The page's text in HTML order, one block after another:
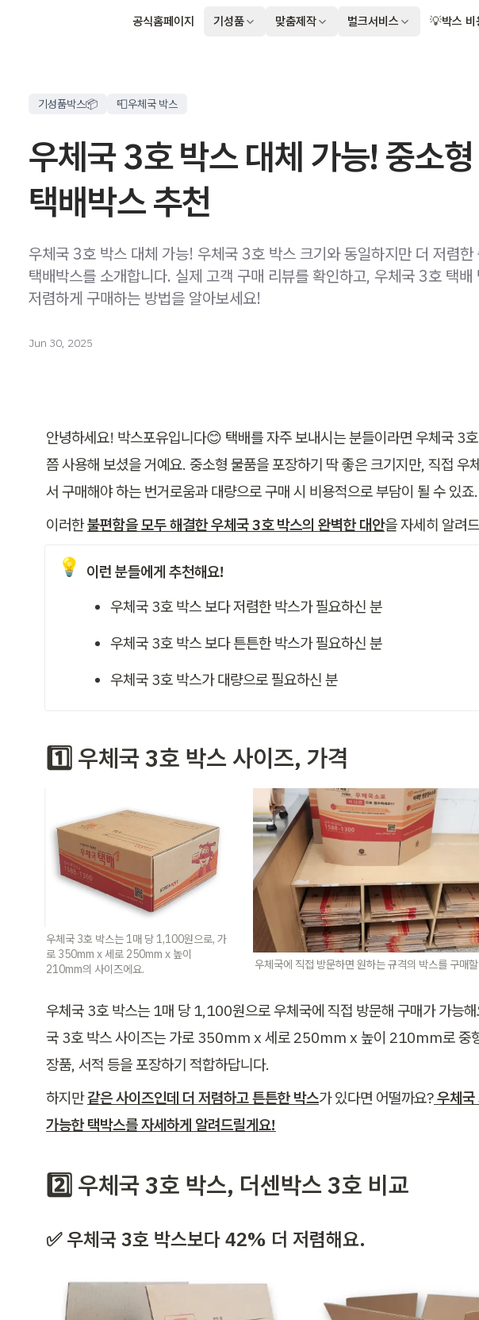
공식홈페이지 기성품 맞춤제작 벌크서비스 💡박스 비
기성품박스📦 📮우체국 박스
우체국 3호 박스 대체 가능! 중소형
택배박스 추천
우체국 3호 박스 대체 가능! 우체국 3호 박스 크기와 동일하지만 더 저렴한
택배박스를 소개합니다. 실제 고객 구매 리뷰를 확인하고, 우체국 3호 택배
저렴하게 구매하는 방법을 알아보세요!
Jun 30, 2025
안녕하세요! 박스포유입니다😊 택배를 자주 보내시는 분들이라면 우체국 3
쯤 사용해 보셨을 거예요. 중소형 물품을 포장하기 딱 좋은 크기지만, 직접 우
서 구매해야 하는 번거로움과 대량으로 구매 시 비용적으로 부담이 될 수 있죠.
이러한 불편함을 모두 해결한 우체국 3호 박스의 완벽한 대안을 자세히 알려
💡 이런 분들에게 추천해요!
우체국 3호 박스 보다 저렴한 박스가 필요하신 분
우체국 3호 박스 보다 튼튼한 박스가 필요하신 분
우체국 3호 박스가 대량으로 필요하신 분
1️⃣ 우체국 3호 박스 사이즈, 가격
우체국 3호 박스는 1매 당 1,100원으로, 가
로 350mm x 세로 250mm x 높이
210mm의 사이즈에요.
우체국에 직접 방문하면 원하는 규격의 박스를 구매
우체국 3호 박스는 1매 당 1,100원으로 우체국에 직접 방문해 구매가 가능
국 3호 박스 사이즈는 가로 350mm x 세로 250mm x 높이 210mm로 중
장품, 서적 등을 포장하기 적합하답니다.
하지만 같은 사이즈인데 더 저렴하고 튼튼한 박스가 있다면 어떨까요? 우체국
가능한 택박스를 자세하게 알려드릴게요!
2️⃣ 우체국 3호 박스, 더센박스 3호 비교
✅ 우체국 3호 박스보다 42% 더 저렴해요.